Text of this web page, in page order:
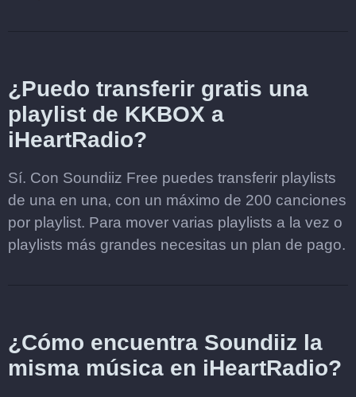
¿Puedo transferir gratis una
playlist de KKBOX a
iHeartRadio?
Sí. Con Soundiiz Free puedes transferir playlists
de una en una, con un máximo de 200 canciones
por playlist. Para mover varias playlists a la vez o
playlists más grandes necesitas un plan de pago.
¿Cómo encuentra Soundiiz la
misma música en iHeartRadio?